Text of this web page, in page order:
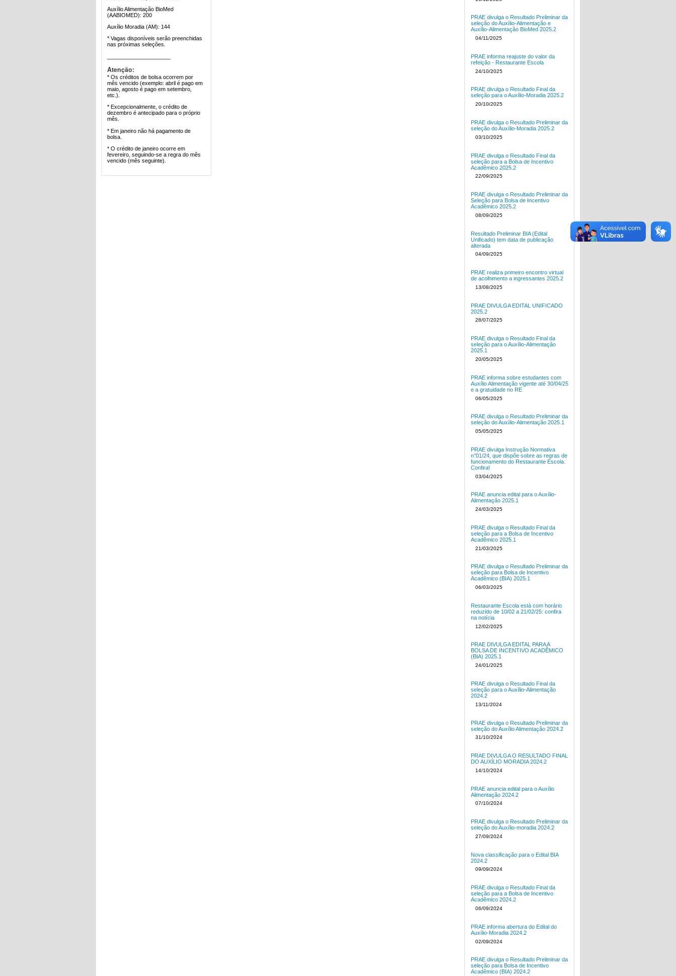
Auxílio Alimentação BioMed
(AABIOMED): 200
Auxílio Moradia (AM): 144
* Vagas disponíveis serão preenchidas
nas próximas seleções.
Atenção:
* Os créditos de bolsa ocorrem por
mês vencido (exemplo: abril é pago em
maio, agosto é pago em setembro,
etc.).
* Excepcionalmente, o crédito de
dezembro é antecipado para o próprio
mês.
* Em janeiro não há pagamento de
bolsa.
* O crédito de janeiro ocorre em
fevereiro, seguindo-se a regra do mês
vencido (mês seguinte).
PRAE divulga o Resultado Preliminar da
seleção do Auxílio-Alimentação e
Auxílio-Alimentação BioMed 2025.2
04/11/2025
PRAE informa reajuste do valor da
refeição - Restaurante Escola
24/10/2025
PRAE divulga o Resultado Final da
seleção para o Auxílio-Moradia 2025.2
20/10/2025
PRAE divulga o Resultado Preliminar da
seleção do Auxílio-Moradia 2025.2
03/10/2025
PRAE divulga o Resultado Final da
seleção para a Bolsa de Incentivo
Acadêmico 2025.2
22/09/2025
PRAE divulga o Resultado Preliminar da
Seleção para Bolsa de Incentivo
Acadêmico 2025.2
08/09/2025
Resultado Preliminar BIA (Edital
Unificado) tem data de publicação
alterada
04/09/2025
PRAE realiza primeiro encontro virtual
de acolhimento a ingressantes 2025.2
13/08/2025
PRAE DIVULGA EDITAL UNIFICADO
2025.2
28/07/2025
PRAE divulga o Resultado Final da
seleção para o Auxílio-Alimentação
2025.1
20/05/2025
PRAE informa sobre estudantes com
Auxílio Alimentação vigente até 30/04/25
e a gratuidade no RE
06/05/2025
PRAE divulga o Resultado Preliminar da
seleção do Auxílio-Alimentação 2025.1
05/05/2025
PRAE divulga Instrução Normativa
n°01/24, que dispõe sobre as regras de
funcionamento do Restaurante Escola.
Confira!
03/04/2025
PRAE anuncia edital para o Auxílio-
Alimentação 2025.1
24/03/2025
PRAE divulga o Resultado Final da
seleção para a Bolsa de Incentivo
Acadêmico 2025.1
21/03/2025
PRAE divulga o Resultado Preliminar da
seleção para Bolsa de Incentivo
Acadêmico (BIA) 2025.1
06/03/2025
Restaurante Escola está com horário
reduzido de 10/02 a 21/02/25: confira
na notícia
12/02/2025
PRAE DIVULGA EDITAL PARA A
BOLSA DE INCENTIVO ACADÊMICO
(BIA) 2025.1
24/01/2025
PRAE divulga o Resultado Final da
seleção para o Auxílio-Alimentação
2024.2
13/11/2024
PRAE divulga o Resultado Preliminar da
seleção do Auxílio Alimentação 2024.2
31/10/2024
PRAE DIVULGA O RESULTADO FINAL
DO AUXÍLIO MORADIA 2024.2
14/10/2024
PRAE anuncia edital para o Auxílio
Alimentação 2024.2
07/10/2024
PRAE divulga o Resultado Preliminar da
seleção do Auxílio-moradia 2024.2
27/09/2024
Nova classificação para o Edital BIA
2024.2
09/09/2024
PRAE divulga o Resultado Final da
seleção para a Bolsa de Incentivo
Acadêmico 2024.2
06/09/2024
PRAE informa abertura do Edital do
Auxílio-Moradia 2024.2
02/09/2024
PRAE divulga o Resultado Preliminar da
seleção para Bolsa de Incentivo
Acadêmico (BIA) 2024.2